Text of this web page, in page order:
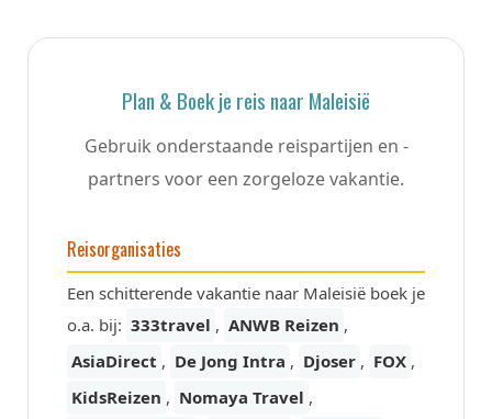
Plan & Boek je reis naar Maleisië
Gebruik onderstaande reispartijen en -
partners voor een zorgeloze vakantie.
Reisorganisaties
Een schitterende vakantie naar Maleisië boek je
o.a. bij: 333travel , ANWB Reizen ,
AsiaDirect , De Jong Intra , Djoser , FOX ,
KidsReizen , Nomaya Travel ,